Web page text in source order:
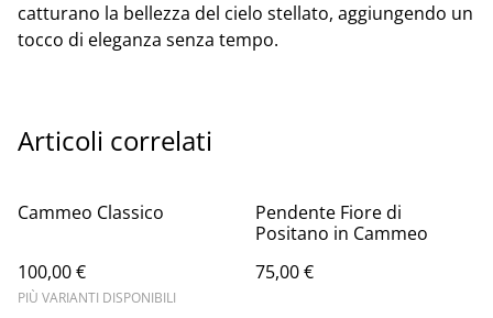
catturano la bellezza del cielo stellato, aggiungendo un
tocco di eleganza senza tempo.
Articoli correlati
Cammeo Classico
100,00 €
PIÙ VARIANTI DISPONIBILI
Pendente Fiore di
Positano in Cammeo
75,00 €